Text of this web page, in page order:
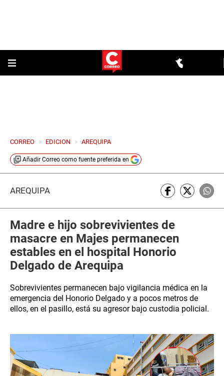
CORREO > EDICION > AREQUIPA
Añadir Correo como fuente preferida en
AREQUIPA
Madre e hijo sobrevivientes de
masacre en Majes permanecen
estables en el hospital Honorio
Delgado de Arequipa
Sobrevivientes permanecen bajo vigilancia médica en la
emergencia del Honorio Delgado y a pocos metros de
ellos, en el pasillo, está su agresor bajo custodia policial.